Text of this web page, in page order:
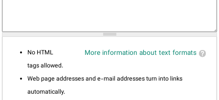
More information about text formats
No HTML
tags allowed.
Web page addresses and e-mail addresses turn into links
automatically.